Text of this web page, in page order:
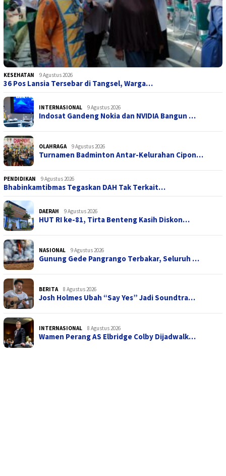
KESEHATAN 9 Agustus 2026
36 Pos Lansia Tersebar di Tangsel, Warga…
INTERNASIONAL 9 Agustus 2026
Indosat Gandeng Nokia dan NVIDIA Bangun …
OLAHRAGA 9 Agustus 2026
Turnamen Badminton Antar-Kelurahan Cipon…
PENDIDIKAN 9 Agustus 2026
Bhabinkamtibmas Tegaskan DAH Tak Terkait…
DAERAH 9 Agustus 2026
HUT RI ke-81, Tirta Benteng Kasih Diskon…
NASIONAL 9 Agustus 2026
Gunung Gede Pangrango Terbakar, Seluruh …
BERITA 8 Agustus 2026
Josh Holmes Ubah “Say Yes” Jadi Soundtra…
INTERNASIONAL 8 Agustus 2026
Wamen Perang AS Elbridge Colby Dijadwalk…